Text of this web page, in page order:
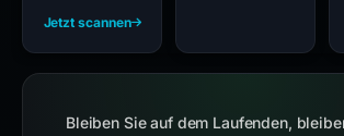
Jetzt scannen
Bleiben Sie auf dem Laufenden,